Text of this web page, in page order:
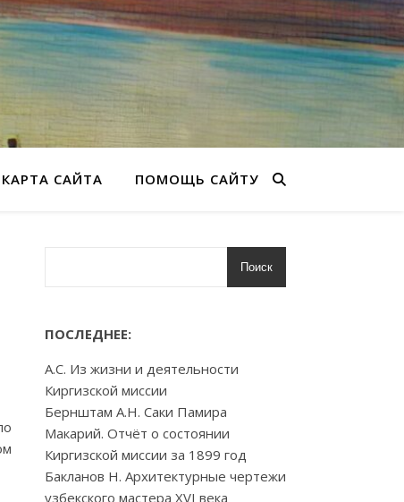
КАРТА САЙТА ПОМОЩЬ САЙТУ
Поиск
ПОСЛЕДНЕЕ:
А.С. Из жизни и деятельности
Киргизской миссии
Бернштам А.Н. Саки Памира
Макарий. Отчёт о состоянии
Киргизской миссии за 1899 год
Бакланов Н. Архитектурные чертежи
узбекского мастера XVI века